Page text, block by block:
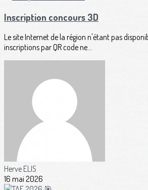
Inscription concours 3D
Le site Internet de la région n'étant pas
inscriptions par QR code ne...
Herve ELIS
16 mai 2026